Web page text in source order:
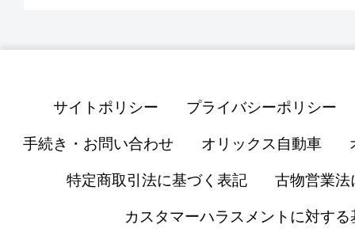
サイトポリシー プライバシーポリシー
手続き・お問い合わせ オリックス自動車
特定商取引法に基づく表記 古物営業法
カスタマーハラスメントに対する